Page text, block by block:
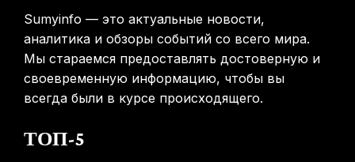
Sumyinfo — это актуальные новости,
аналитика и обзоры событий со всего мира.
Мы стараемся предоставлять достоверную и
своевременную информацию, чтобы вы
всегда были в курсе происходящего.
ТОП-5